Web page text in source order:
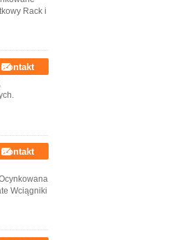
Rack i
Kontakt
Kontakt
Wciągniki